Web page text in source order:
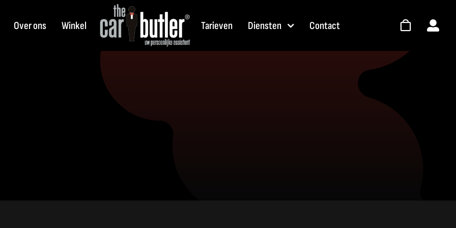
Over ons Winkel Tarieven Diensten Contact